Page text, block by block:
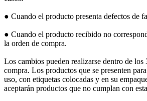
● Cuando el producto presenta defectos de
● Cuando el producto recibido no
la orden de compra.
Los cambios pueden realizarse dentro de los
compra. Los productos que se presenten
uso, con etiquetas colocadas y en su
aceptarán productos que no cumplan con